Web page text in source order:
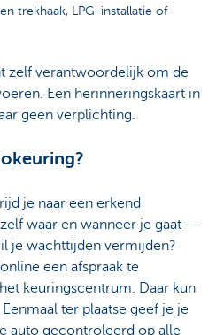
trekhaak, LPG-installatie of
zelf verantwoordelijk om de
Een herinneringskaart in
geen verplichting.
je naar een erkend
waar en wanneer je gaat —
je wachttijden vermijden?
een afspraak te
keuringscentrum. Daar kun
ter plaatse geef je je
auto gecontroleerd op alle